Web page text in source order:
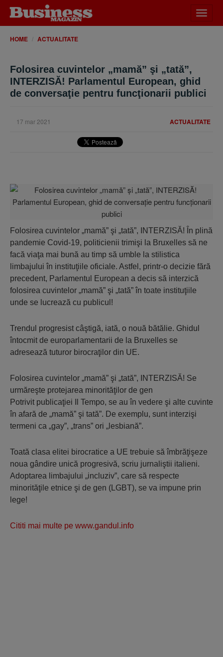
meniu
HOME ACTUALITATE
Folosirea cuvintelor „mamă” şi „tată”,
INTERZISĂ! Parlamentul European, ghid
de conversaţie pentru funcţionarii publici
ACTUALITATE
17 mar 2021
Folosirea cuvintelor „mamă” şi „tată”, INTERZISĂ! În plină
pandemie Covid-19, politicienii trimişi la Bruxelles să ne
facă viaţa mai bună au timp să umble la stilistica
limbajului în instituţiile oficiale. Astfel, printr-o decizie fără
precedent, Parlamentul European a decis să interzică
folosirea cuvintelor „mamă” şi „tată” în toate instituţiile
unde se lucrează cu publicul!
Trendul progresist câştigă, iată, o nouă bătălie. Ghidul
întocmit de europarlamentarii de la Bruxelles se
adresează tuturor birocraţilor din UE.
Folosirea cuvintelor „mamă” şi „tată”, INTERZISĂ! Se
urmăreşte protejarea minorităţilor de gen
Potrivit publicaţiei Il Tempo, se au în vedere şi alte cuvinte
în afară de „mamă” şi tată”. De exemplu, sunt interzişi
termeni ca „gay”, „trans” ori „lesbiană”.
Toată clasa elitei birocratice a UE trebuie să îmbrăţişeze
noua gândire unică progresivă, scriu jurnaliştii italieni.
Adoptarea limbajului „incluziv”, care să respecte
minorităţile etnice şi de gen (LGBT), se va impune prin
lege!
Cititi mai multe pe www.gandul.info